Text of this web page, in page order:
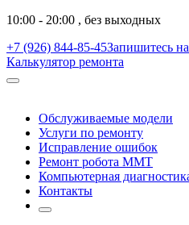
10:00 - 20:00 , без выходных
+7 (926) 844-85-45Запишитесь
Калькулятор ремонта
Обслуживаемые модели
Услуги по ремонту
Исправление ошибок
Ремонт робота MMT
Компьютерная
Контакты